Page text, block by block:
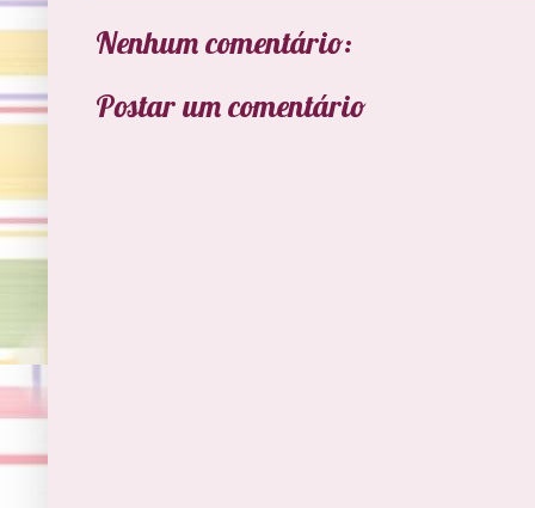
Nenhum comentário:
Postar um comentário